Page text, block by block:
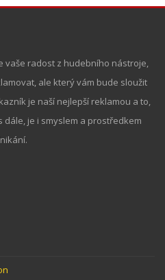
vaše radost z hudebního nástroje,
ale který vám bude sloužit
je naší nejlepší reklamou a to,
je i smyslem a prostředkem